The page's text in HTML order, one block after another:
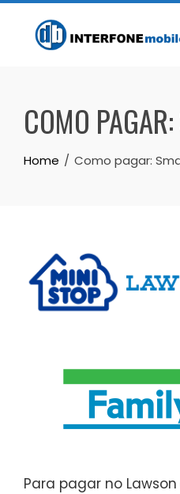
COMO
Home Como pagar:
Para pagar no Lawson